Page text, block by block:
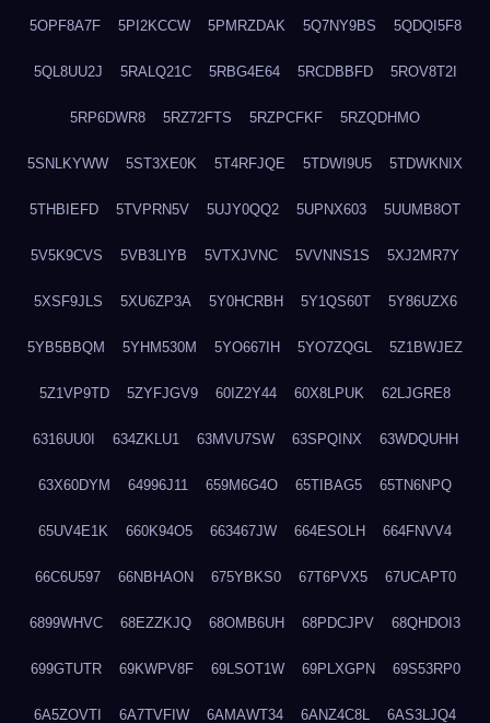
5OPF8A7F 5PI2KCCW 5PMRZDAK 5Q7NY9BS 5QDQI5F8
5QL8UU2J 5RALQ21C 5RBG4E64 5RCDBBFD 5ROV8T2I
5RP6DWR8 5RZ72FTS 5RZPCFKF 5RZQDHMO
5SNLKYWW 5ST3XE0K 5T4RFJQE 5TDWI9U5 5TDWKNIX
5THBIEFD 5TVPRN5V 5UJY0QQ2 5UPNX603 5UUMB8OT
5V5K9CVS 5VB3LIYB 5VTXJVNC 5VVNNS1S 5XJ2MR7Y
5XSF9JLS 5XU6ZP3A 5Y0HCRBH 5Y1QS60T 5Y86UZX6
5YB5BBQM 5YHM530M 5YO667IH 5YO7ZQGL 5Z1BWJEZ
5Z1VP9TD 5ZYFJGV9 60IZ2Y44 60X8LPUK 62LJGRE8
6316UU0I 634ZKLU1 63MVU7SW 63SPQINX 63WDQUHH
63X60DYM 64996J11 659M6G4O 65TIBAG5 65TN6NPQ
65UV4E1K 660K94O5 663467JW 664ESOLH 664FNVV4
66C6U597 66NBHAON 675YBKS0 67T6PVX5 67UCAPT0
6899WHVC 68EZZKJQ 68OMB6UH 68PDCJPV 68QHDOI3
699GTUTR 69KWPV8F 69LSOT1W 69PLXGPN 69S53RP0
6A5ZOVTI 6A7TVFIW 6AMAWT34 6ANZ4C8L 6AS3LJQ4